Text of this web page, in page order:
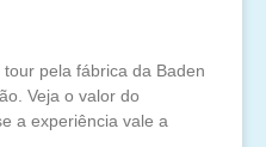
pela fábrica da Baden
Veja o valor do
a experiência vale a